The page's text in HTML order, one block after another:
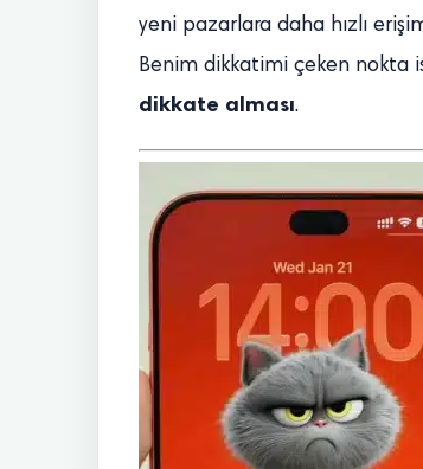
yeni pazarlara daha hızlı
Benim dikkatimi çeken nokta
dikkate alması.